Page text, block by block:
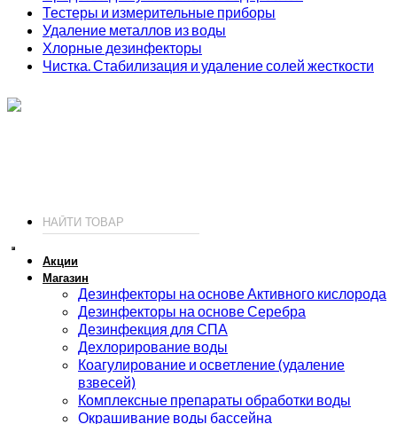
Тестеры и измерительные приборы
Удаление металлов из воды
Хлорные дезинфекторы
Чистка. Стабилизация и удаление солей жесткости
Акции
Магазин
Дезинфекторы на основе Активного кислорода
Дезинфекторы на основе Серебра
Дезинфекция для СПА
Дехлорирование воды
Коагулирование и осветление (удаление
взвесей)
Комплексные препараты обработки воды
Окрашивание воды бассейна